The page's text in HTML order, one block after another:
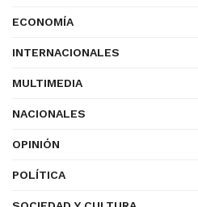
ECONOMÍA
INTERNACIONALES
MULTIMEDIA
NACIONALES
OPINIÓN
POLÍTICA